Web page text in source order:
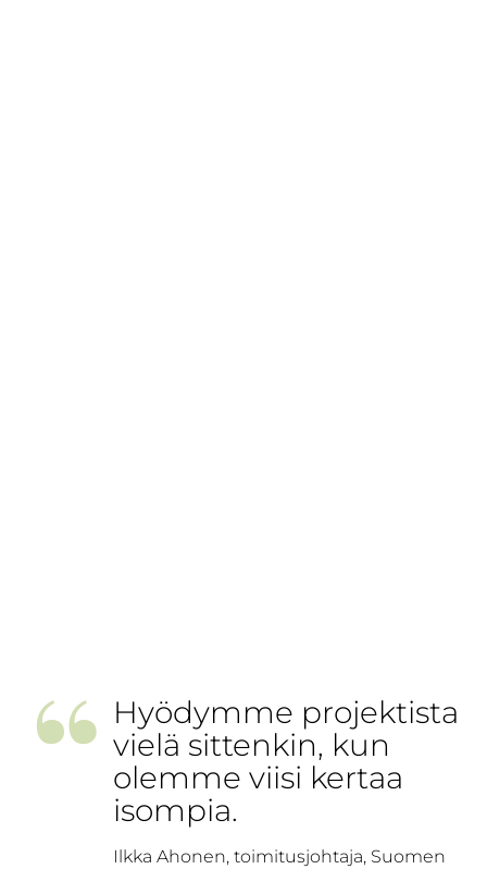
” Hyödymme projektista
vielä sittenkin, kun
olemme viisi kertaa
isompia.
Ilkka Ahonen, toimitusjohtaja, Suomen